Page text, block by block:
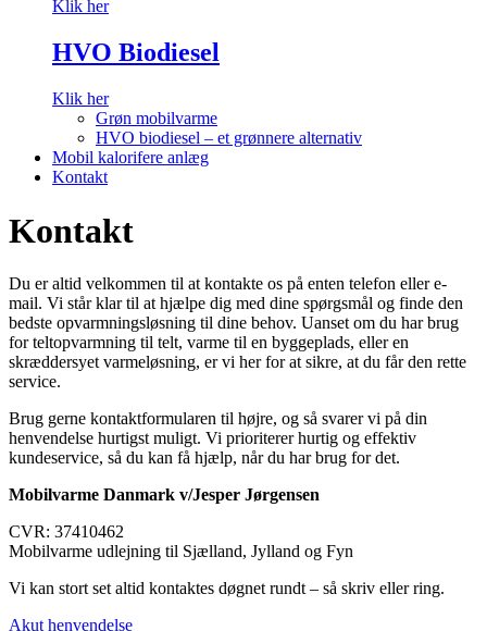
Klik her
HVO Biodiesel
Klik her
Grøn mobilvarme
HVO biodiesel – et grønnere alternativ
Mobil kalorifere anlæg
Kontakt
Kontakt
Du er altid velkommen til at kontakte os på enten telefon eller e-
mail. Vi står klar til at hjælpe dig med dine spørgsmål og finde den
bedste opvarmningsløsning til dine behov. Uanset om du har brug
for teltopvarmning til telt, varme til en byggeplads, eller en
skræddersyet varmeløsning, er vi her for at sikre, at du får den rette
service.
Brug gerne kontaktformularen til højre, og så svarer vi på din
henvendelse hurtigst muligt. Vi prioriterer hurtig og effektiv
kundeservice, så du kan få hjælp, når du har brug for det.
Mobilvarme Danmark v/Jesper Jørgensen
CVR: 37410462
Mobilvarme udlejning til Sjælland, Jylland og Fyn
Vi kan stort set altid kontaktes døgnet rundt – så skriv eller ring.
Akut henvendelse